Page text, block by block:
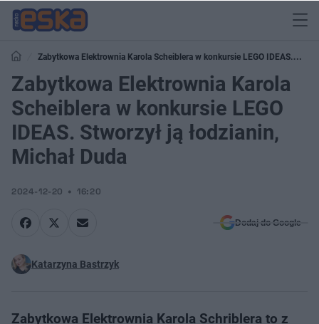
Zabytkowa Elektrownia Karola Scheiblera w konkursie LEGO IDEAS.
Stworzył ją łodzianin, Michał Duda
Zabytkowa Elektrownia Karola
Scheiblera w konkursie LEGO
IDEAS. Stworzył ją łodzianin,
Michał Duda
2024-12-20 16:20
Dodaj do Google
Katarzyna Bastrzyk
Zabytkowa Elektrownia Karola Schriblera to z